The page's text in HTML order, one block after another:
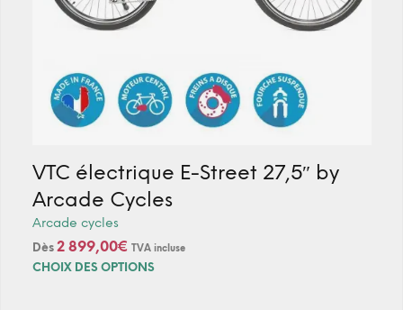
VTC électrique E-Street 27,5″ by
Arcade Cycles
Arcade cycles
Dès 2 899,00€ TVA incluse
CHOIX DES OPTIONS